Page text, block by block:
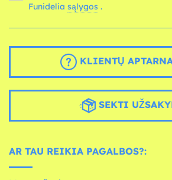
Funidelia sąlygos .
KLIENTŲ
SEKTI
AR TAU REIKIA PAGALBOS?: